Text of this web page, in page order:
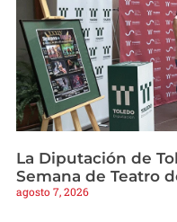
La Diputación de
Semana de Teatro
agosto 7, 2026